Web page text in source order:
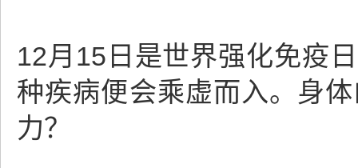
12月15日是世界强化免疫
种疾病便会乘虚而入。身
力？